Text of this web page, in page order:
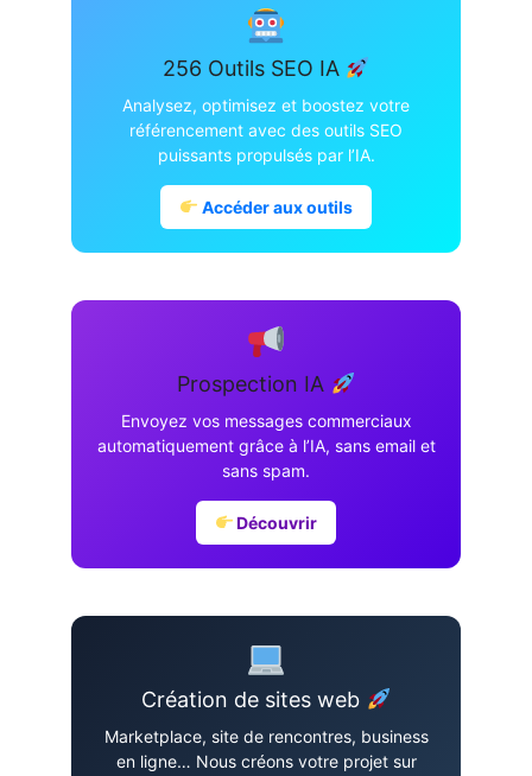
256 Outils SEO IA
Analysez, optimisez et boostez votre
référencement avec des outils SEO
puissants propulsés par l’IA.
Accéder aux outils
Prospection IA
Envoyez vos messages commerciaux
automatiquement grâce à l’IA, sans email et
sans spam.
Découvrir
Création de sites web
Marketplace, site de rencontres, business
en ligne… Nous créons votre projet sur